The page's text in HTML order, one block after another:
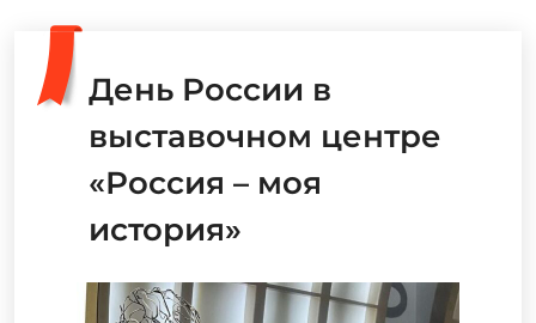
День России в
выставочном центре
«Россия – моя
история»